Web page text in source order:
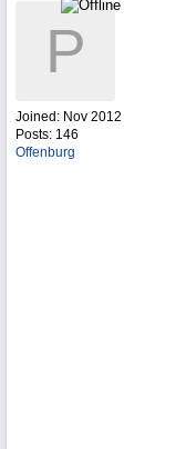
P
Joined: Nov 2012
Posts: 146
Offenburg